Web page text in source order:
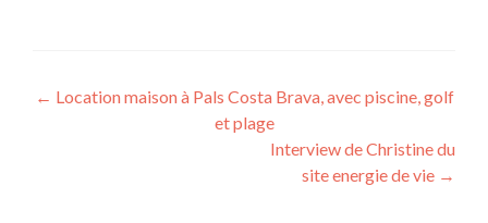
Navigation
← Location maison à Pals Costa Brava, avec piscine, golf
et plage
Interview de Christine du
site energie de vie →